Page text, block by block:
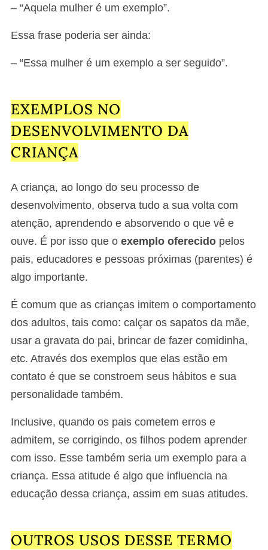
– “Aquela mulher é um exemplo”.
Essa frase poderia ser ainda:
– “Essa mulher é um exemplo a ser seguido”.
EXEMPLOS NO
DESENVOLVIMENTO DA
CRIANÇA
A criança, ao longo do seu processo de
desenvolvimento, observa tudo a sua volta com
atenção, aprendendo e absorvendo o que vê e
ouve. É por isso que o exemplo oferecido pelos
pais, educadores e pessoas próximas (parentes) é
algo importante.
É comum que as crianças imitem o comportamento
dos adultos, tais como: calçar os sapatos da mãe,
usar a gravata do pai, brincar de fazer comidinha,
etc. Através dos exemplos que elas estão em
contato é que se constroem seus hábitos e sua
personalidade também.
Inclusive, quando os pais cometem erros e
admitem, se corrigindo, os filhos podem aprender
com isso. Esse também seria um exemplo para a
criança. Essa atitude é algo que influencia na
educação dessa criança, assim em suas atitudes.
OUTROS USOS DESSE TERMO